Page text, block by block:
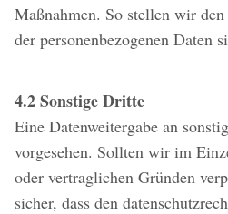
Maßnahmen. So stellen wir
der personenbezogenen Daten
4.2 Sonstige Dritte
Eine Datenweitergabe an
vorgesehen. Sollten wir im
oder vertraglichen Gründen
sicher, dass den